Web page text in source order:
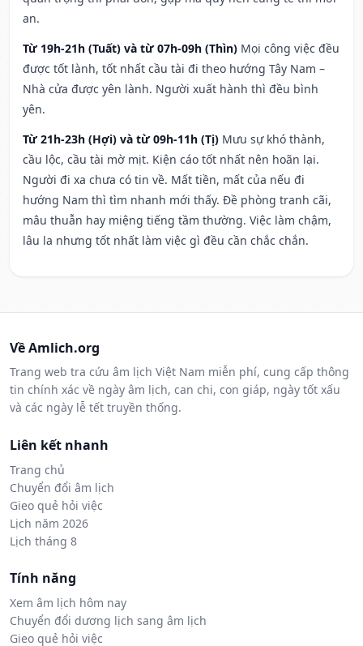
an.
Từ 19h-21h (Tuất) và từ 07h-09h (Thìn) Mọi công việc đều
được tốt lành, tốt nhất cầu tài đi theo hướng Tây Nam –
Nhà cửa được yên lành. Người xuất hành thì đều bình
yên.
Từ 21h-23h (Hợi) và từ 09h-11h (Tị) Mưu sự khó thành,
cầu lộc, cầu tài mờ mịt. Kiện cáo tốt nhất nên hoãn lại.
Người đi xa chưa có tin về. Mất tiền, mất của nếu đi
hướng Nam thì tìm nhanh mới thấy. Đề phòng tranh cãi,
mâu thuẫn hay miệng tiếng tầm thường. Việc làm chậm,
lâu la nhưng tốt nhất làm việc gì đều cần chắc chắn.
Về Amlich.org
Trang web tra cứu âm lịch Việt Nam miễn phí, cung cấp thông
tin chính xác về ngày âm lịch, can chi, con giáp, ngày tốt xấu
và các ngày lễ tết truyền thống.
Liên kết nhanh
Trang chủ
Chuyển đổi âm lịch
Gieo quẻ hỏi việc
Lịch năm 2026
Lịch tháng 8
Tính năng
Xem âm lịch hôm nay
Chuyển đổi dương lịch sang âm lịch
Gieo quẻ hỏi việc